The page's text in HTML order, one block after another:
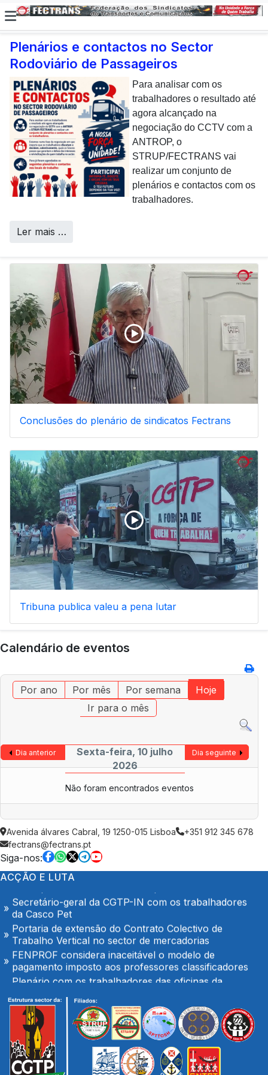
Plenários e contactos no Sector
Rodoviário de Passageiros
Para analisar com os
trabalhadores o resultado até
agora alcançado na
negociação do CCTV com a
ANTROP, o
STRUP/FECTRANS vai
realizar um conjunto de
plenários e contactos com os
trabalhadores.
Ler mais …
E não posso […] deixar de
dar uma nota de
agradecimento aos
colaboradores da CP que,
todos os dias, enfrentam com
sucesso os desafios
operacionais de manutenção
inerentes a uma frota tão
envelhecida.
Call Centers
Conclusões do plenário de sindicatos Fectrans
Tribuna publica valeu a pena lutar
Calendário de eventos
Por ano Por mês Por semana
Hoje
Ir para o mês
Dia anterior
Sexta-feira, 10 julho
2026
Dia seguinte
Não foram encontrados eventos
Avenida álvares Cabral, 19 1250-015 Lisboa
+351 912 345 678
fectrans@fectrans.pt
Siga-nos:
ACÇÃO E LUTA
Tribunal Administrativo aceita Providência Cautelar
do STML
Pressão sobre docentes para alteração de férias é
inaceitável e exige intervenção da IGEC
O Hospital de Seia é nosso e é público!
Secretário-geral da CGTP-IN com os trabalhadores
da Casco Pet
Portaria de extensão do Contrato Colectivo de
Trabalho Vertical no sector de mercadorias
FENPROF considera inaceitável o modelo de
pagamento imposto aos professores classificadores
Plenário com os trabalhadores das oficinas da
Docentes classificadores não podem ser obrigados a
alterar férias para suprir falhas do Ministério
No SNS mantém-se o garrote financeiro das
Unidades Locais de Saúde
Ministro das Finanças anuncia a possibilidade do
aumento de impostos ou congelamento de salários